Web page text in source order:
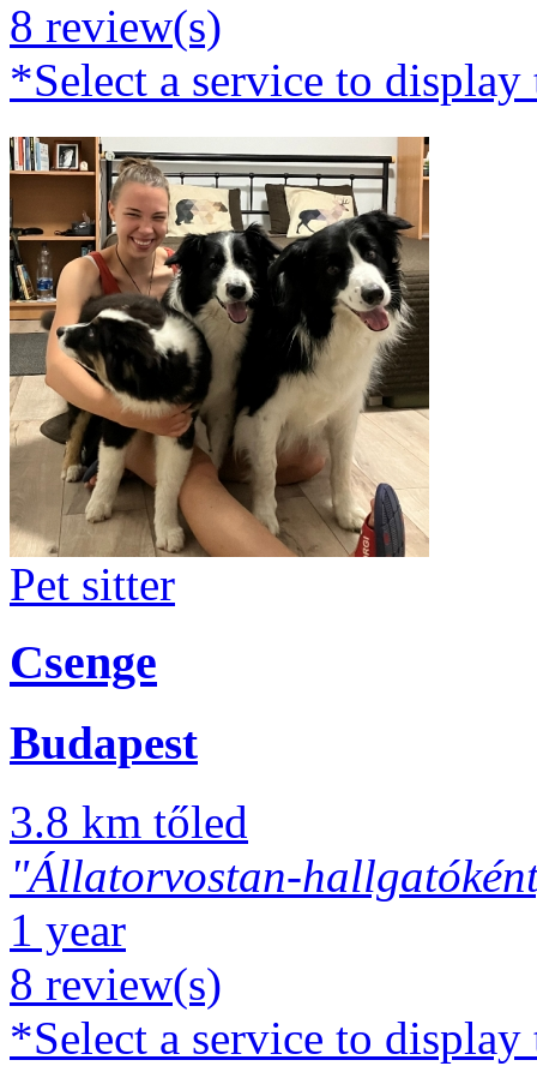
8 review(s)
*Select a service to
Pet sitter
Csenge
Budapest
3.8 km tőled
"Állatorvostan-
1 year
8 review(s)
*Select a service to